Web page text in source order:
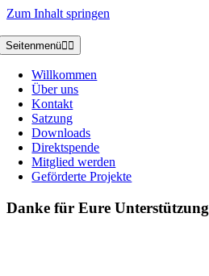
Zum Inhalt springen
Seitenmenü
Willkommen
Über uns
Kontakt
Satzung
Downloads
Direktspende
Mitglied werden
Geförderte Projekte
Danke für Eure Unterstützung